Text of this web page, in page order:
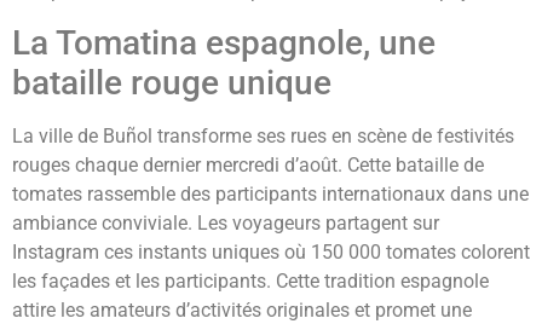
La Tomatina espagnole, une
bataille rouge unique
La ville de Buñol transforme ses rues en scène de festivités
rouges chaque dernier mercredi d’août. Cette bataille de
tomates rassemble des participants internationaux dans une
ambiance conviviale. Les voyageurs partagent sur
Instagram ces instants uniques où 150 000 tomates colorent
les façades et les participants. Cette tradition espagnole
attire les amateurs d’activités originales et promet une